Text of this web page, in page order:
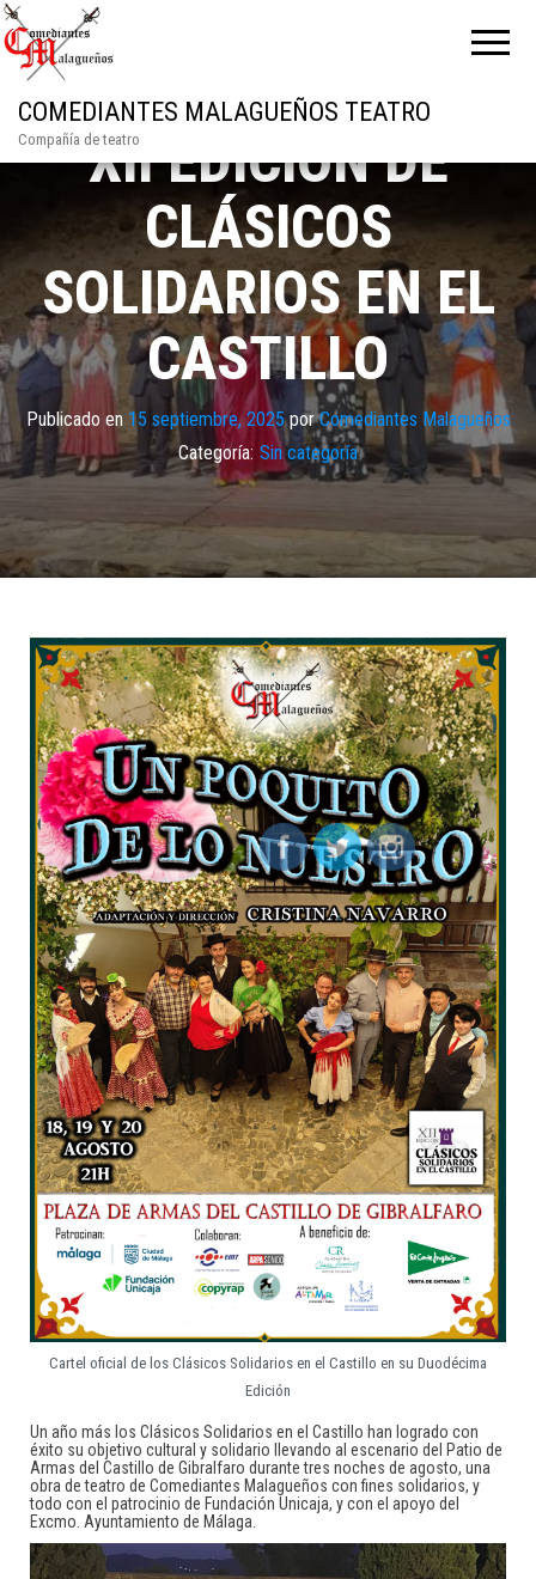
COMEDIANTES MALAGUEÑOS TEATRO
Compañía de teatroXII EDICIÓN DE
CLÁSICOS
SOLIDARIOS EN EL
CASTILLO
Publicado en 15 septiembre, 2025porComediantes Malagueños
Categoría: Sin categoría
Cartel oficial de los Clásicos Solidarios en el Castillo en su Duodécima
Edición
Un año más los Clásicos Solidarios en el Castillo han logrado con
éxito su objetivo cultural y solidario llevando al escenario del Patio de
Armas del Castillo de Gibralfaro durante tres noches de agosto, una
obra de teatro de Comediantes Malagueños con fines solidarios, y
todo con el patrocinio de Fundación Unicaja, y con el apoyo del
Excmo. Ayuntamiento de Málaga.